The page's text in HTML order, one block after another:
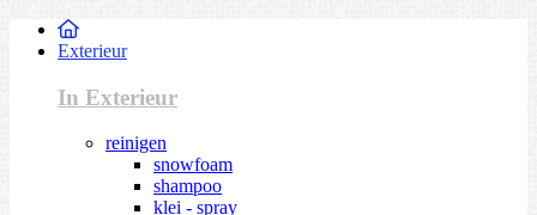
Exterieur
In Exterieur
reinigen
snowfoam
shampoo
klei - spray